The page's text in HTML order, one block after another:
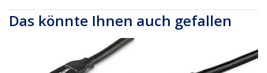
Das könnte Ihnen auch gefallen